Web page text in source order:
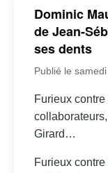
Dominic
de Jean-
ses dents
Publié le
Furieux
Girard…
Furieux